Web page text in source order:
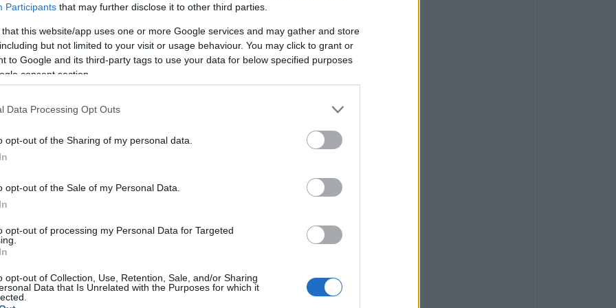
Participants that may further disclose it to other third parties.
that this website/app uses one or more Google services and may gather and store
but not limited to your visit or usage behaviour. You may click to grant or
to Google and its third-party tags to use your data for below specified purposes
consent section.
Data Processing Opt Outs
opt-out of the Sharing of my personal data.
opt-out of the Sale of my Personal Data.
opt-out of processing my Personal Data for Targeted
opt-out of Collection, Use, Retention, Sale, and/or Sharing
Data that Is Unrelated with the Purposes for which it
της Τετάρτης 24/9/2025 λίγο μετά της 14:00
με χρήση πυροσβεστήρα, πάντως στο
με πέντε πυροσβέστες.
είναι απόφοιτος του τμήματος
Πανεπιστημίου Αιγαίου (Ρόδος), με
Σχέσεις. Επιπλέον, είναι κάτοχος
από το Πανεπιστήμιο του Readingστις